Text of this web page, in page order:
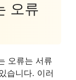
오류
오류는 서류
습니다. 이러